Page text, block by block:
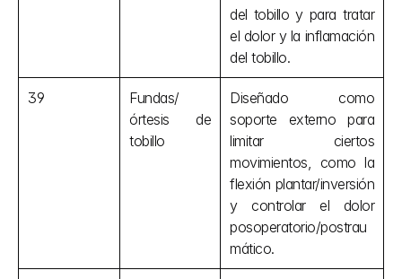
del tobillo y para tratar
el dolor y la inflamación
del tobillo.
39
Fundas/
órtesis de
tobillo
Diseñado como
soporte externo para
limitar ciertos
movimientos, como la
flexión plantar/inversión
y controlar el dolor
posoperatorio/postrau
mático.